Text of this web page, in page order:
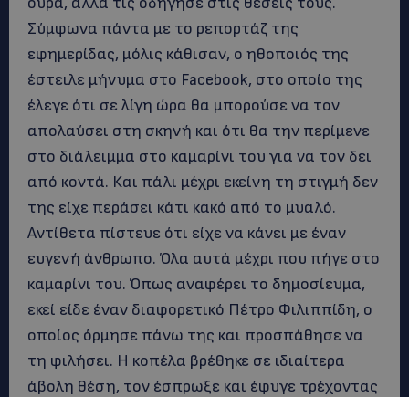
Σύμφωνα πάντα με το ρεπορτάζ της
εφημερίδας, μόλις κάθισαν, ο ηθοποιός της
έστειλε μήνυμα στο Facebook, στο οποίο της
έλεγε ότι σε λίγη ώρα θα μπορούσε να τον
απολαύσει στη σκηνή και ότι θα την περίμενε
στο διάλειμμα στο καμαρίνι του για να τον δει
από κοντά. Και πάλι μέχρι εκείνη τη στιγμή δεν
της είχε περάσει κάτι κακό από το μυαλό.
Αντίθετα πίστευε ότι είχε να κάνει με έναν
ευγενή άνθρωπο. Όλα αυτά μέχρι που πήγε στο
καμαρίνι του. Όπως αναφέρει το δημοσίευμα,
εκεί είδε έναν διαφορετικό Πέτρο Φιλιππίδη, ο
οποίος όρμησε πάνω της και προσπάθησε να
τη φιλήσει. Η κοπέλα βρέθηκε σε ιδιαίτερα
άβολη θέση, τον έσπρωξε και έφυγε τρέχοντας